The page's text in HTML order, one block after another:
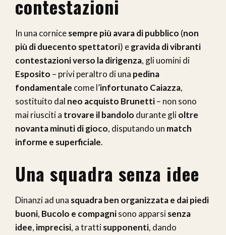
contestazioni
In una cornicesempre più avara di pubblico (non
più di duecento spettatori) egravida di vibranti
contestazioni verso la dirigenza, gli uomini di
Esposito – privi peraltro di una pedina
fondamentale come l’infortunato Caiazza,
sostituito dal neo acquisto Brunetti– non sono
mai riusciti a trovare il bandolo durante glioltre
novanta minuti di gioco, disputando un match
informe e superficiale.
Una squadra senza idee
Dinanzi ad una squadra ben organizzata e dai piedi
buoni, Bucolo e compagnisono apparsisenza
idee, imprecisi, a trattisupponenti, dando